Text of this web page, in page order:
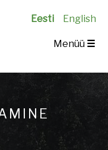
Eesti English
Menüü ☰